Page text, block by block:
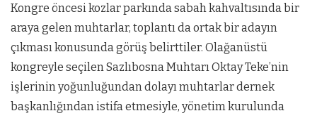
Kongre öncesi kozlar parkında sabah kahvaltısında bir
araya gelen muhtarlar, toplantı da ortak bir adayın
çıkması konusunda görüş belirttiler. Olağanüstü
kongreyle seçilen Sazlıbosna Muhtarı Oktay Teke’nin
işlerinin yoğunluğundan dolayı muhtarlar dernek
başkanlığından istifa etmesiyle, yönetim kurulunda